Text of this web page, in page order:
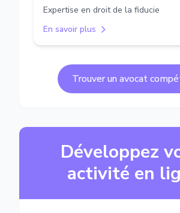
Expertise en droit de la fiducie
En savoir plus
Trouver un avocat
Développez
activité en